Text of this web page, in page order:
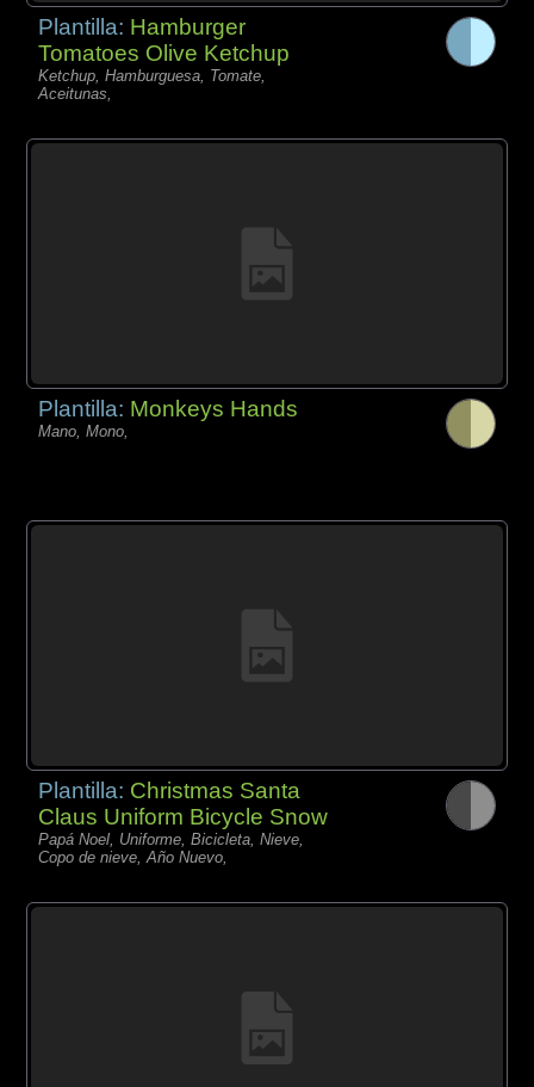
Plantilla: Hamburger
Tomatoes Olive Ketchup
Ketchup, Hamburguesa, Tomate,
Aceitunas,
Plantilla: Monkeys Hands
Mano, Mono,
Plantilla: Christmas Santa
Claus Uniform Bicycle Snow
Papá Noel, Uniforme, Bicicleta, Nieve,
Copo de nieve, Año Nuevo,